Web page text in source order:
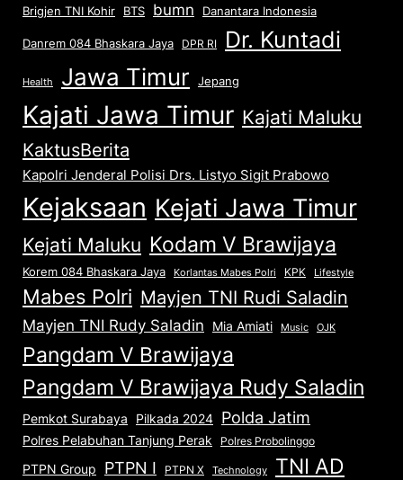
Brigjen TNI Kohir BTS bumn Danantara Indonesia
Danrem 084 Bhaskara Jaya DPR RI Dr. Kuntadi
Health Jawa Timur Jepang
Kajati Jawa Timur Kajati Maluku
KaktusBerita
Kapolri Jenderal Polisi Drs. Listyo Sigit Prabowo
Kejaksaan Kejati Jawa Timur
Kejati Maluku Kodam V Brawijaya
Korem 084 Bhaskara Jaya Korlantas Mabes Polri KPK Lifestyle
Mabes Polri Mayjen TNI Rudi Saladin
Mayjen TNI Rudy Saladin Mia Amiati Music OJK
Pangdam V Brawijaya
Pangdam V Brawijaya Rudy Saladin
Pemkot Surabaya Pilkada 2024 Polda Jatim
Polres Pelabuhan Tanjung Perak Polres Probolinggo
PTPN Group PTPN I PTPN X Technology TNI AD